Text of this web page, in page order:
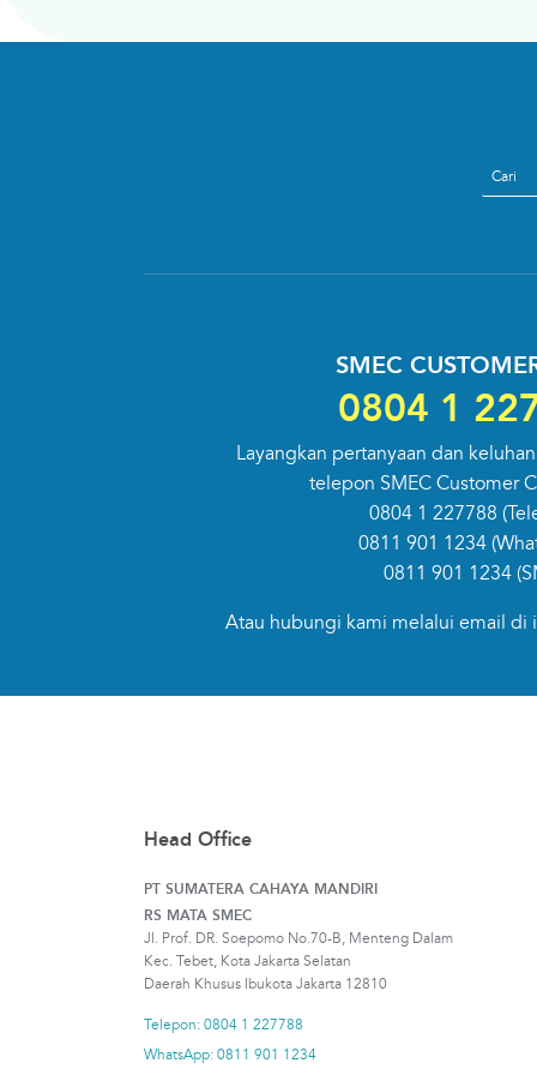
search
SMEC
0804 1
Layangkan pertanyaan dan
telepon SMEC Customer
0804 1 227788
0811 901 1234
0811 901 1234
Atau hubungi kami melalui email di
Head Office
PT SUMATERA CAHAYA MANDIRI
RS MATA SMEC
Jl. Prof. DR. Soepomo No.70-B, Menteng Dalam
Kec. Tebet, Kota Jakarta Selatan
Daerah Khusus Ibukota Jakarta 12810
Telepon: 0804 1 227788
WhatsApp: 0811 901 1234